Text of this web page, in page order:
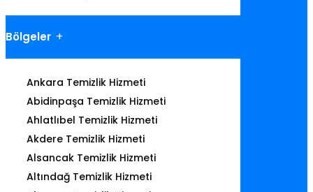
Bölgeler
Ankara Temizlik Hizmeti
Abidinpaşa Temizlik Hizmeti
Ahlatlıbel Temizlik Hizmeti
Akdere Temizlik Hizmeti
Alsancak Temizlik Hizmeti
Altındağ Temizlik Hizmeti